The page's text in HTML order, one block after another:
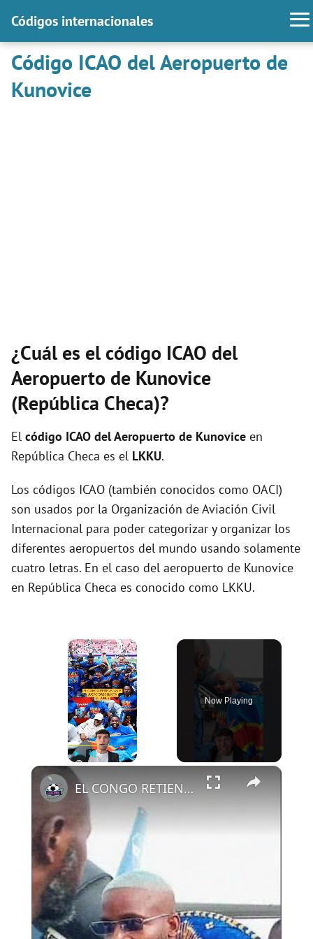
Códigos internacionales
Código ICAO del Aeropuerto de
Kunovice
¿Cuál es el código ICAO del
Aeropuerto de Kunovice
(República Checa)?
El código ICAO delAeropuerto de Kunovice en
República Checa es el LKKU.
Los códigos ICAO (también conocidos como OACI)
son usados por la Organización de Aviación Civil
Internacional para poder categorizar y organizar los
diferentes aeropuertos del mundo usando solamente
cuatro letras. En el caso del aeropuerto de Kunovice
en República Checa es conocido como LKKU.
×
Now Playing
×
EL CONGO RETIENE A SUS JUGADORES HASTA EL LUNES